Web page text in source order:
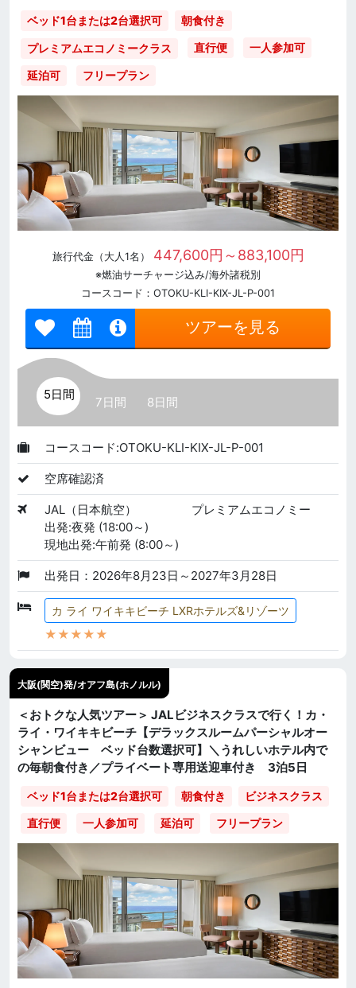
ベッド1台または2台選択可 朝食付き
プレミアムエコノミークラス 直行便 一人参加可
延泊可 フリープラン
旅行代金（大人1名） 447,600円～883,100円
※燃油サーチャージ込み/海外諸税別
コースコード：OTOKU-KLI-KIX-JL-P-001
ツアーを見る
5日間
7日間 8日間
コースコード:OTOKU-KLI-KIX-JL-P-001
空席確認済
JAL（日本航空）
プレミアムエコノミー
出発:夜発 (18:00～)
現地出発:午前発 (8:00～)
出発日：2026年8月23日～2027年3月28日
カ ライ ワイキキビーチ LXRホテルズ&リゾーツ
★★★★★
大阪(関空)発/オアフ島(ホノルル)
＜おトクな人気ツアー＞ JALビジネスクラスで行く！カ・
ライ・ワイキキビーチ【デラックスルームパーシャルオー
シャンビュー ベッド台数選択可】＼うれしいホテル内で
の毎朝食付き／プライベート専用送迎車付き 3泊5日
ベッド1台または2台選択可 朝食付き
ビジネスクラス
直行便
一人参加可 延泊可 フリープラン